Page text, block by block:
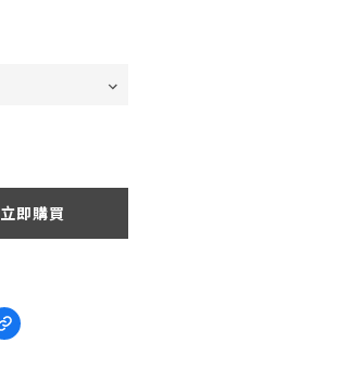
立即購買